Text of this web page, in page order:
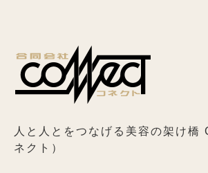
人と人とをつなげる美容の架け橋
ネクト）